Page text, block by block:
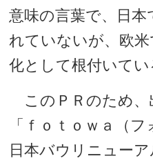
意味の言葉で、日
れていないが、欧
化として根付いてい
このＰＲのため、
「ｆｏｔｏｗａ（
日本バウリニュー